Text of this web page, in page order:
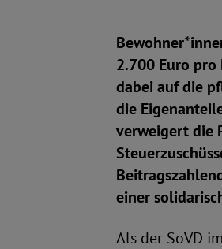
2.700 Euro
dabei auf die
die
verweigert die
einer
Als der SoVD